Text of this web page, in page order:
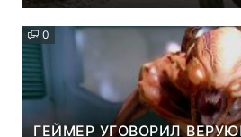
0
ГЕЙМЕР УГОВОРИЛ